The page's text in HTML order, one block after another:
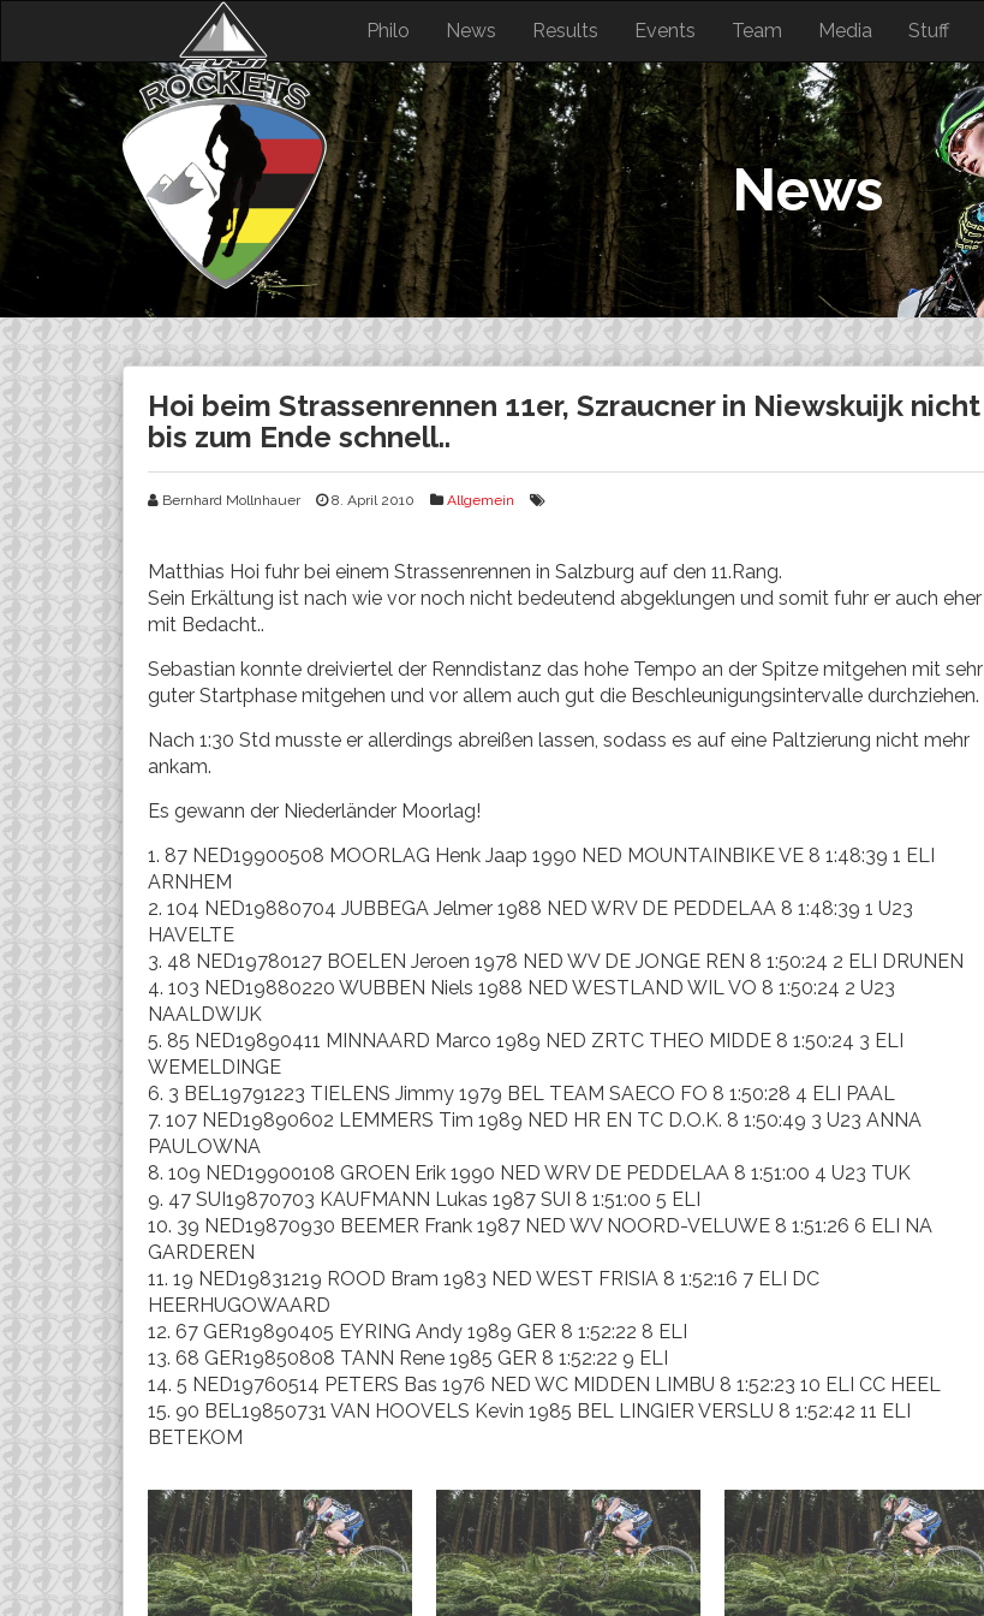
content
Philo News Results Events Team Media Stuff
News
Hoi beim Strassenrennen 11er, Szraucner in Niewskuijk nicht
bis zum Ende schnell..
Bernhard Mollnhauer 8. April 2010 Allgemein
Matthias Hoi fuhr bei einem Strassenrennen in Salzburg auf den 11.Rang.
Sein Erkältung ist nach wie vor noch nicht bedeutend abgeklungen und somit fuhr er auch eher
mit Bedacht..
Sebastian konnte dreiviertel der Renndistanz das hohe Tempo an der Spitze mitgehen mit sehr
guter Startphase mitgehen und vor allem auch gut die Beschleunigungsintervalle durchziehen.
Nach 1:30 Std musste er allerdings abreißen lassen, sodass es auf eine Paltzierung nicht mehr
ankam.
Es gewann der Niederländer Moorlag!
1. 87 NED19900508 MOORLAG Henk Jaap 1990 NED MOUNTAINBIKE VE 8 1:48:39 1 ELI
ARNHEM
2. 104 NED19880704 JUBBEGA Jelmer 1988 NED WRV DE PEDDELAA 8 1:48:39 1 U23
HAVELTE
3. 48 NED19780127 BOELEN Jeroen 1978 NED WV DE JONGE REN 8 1:50:24 2 ELI DRUNEN
4. 103 NED19880220 WUBBEN Niels 1988 NED WESTLAND WIL VO 8 1:50:24 2 U23
NAALDWIJK
5. 85 NED19890411 MINNAARD Marco 1989 NED ZRTC THEO MIDDE 8 1:50:24 3 ELI
WEMELDINGE
6. 3 BEL19791223 TIELENS Jimmy 1979 BEL TEAM SAECO FO 8 1:50:28 4 ELI PAAL
7. 107 NED19890602 LEMMERS Tim 1989 NED HR EN TC D.O.K. 8 1:50:49 3 U23 ANNA
PAULOWNA
8. 109 NED19900108 GROEN Erik 1990 NED WRV DE PEDDELAA 8 1:51:00 4 U23 TUK
9. 47 SUI19870703 KAUFMANN Lukas 1987 SUI 8 1:51:00 5 ELI
10. 39 NED19870930 BEEMER Frank 1987 NED WV NOORD-VELUWE 8 1:51:26 6 ELI NA
GARDEREN
11. 19 NED19831219 ROOD Bram 1983 NED WEST FRISIA 8 1:52:16 7 ELI DC
HEERHUGOWAARD
12. 67 GER19890405 EYRING Andy 1989 GER 8 1:52:22 8 ELI
13. 68 GER19850808 TANN Rene 1985 GER 8 1:52:22 9 ELI
14. 5 NED19760514 PETERS Bas 1976 NED WC MIDDEN LIMBU 8 1:52:23 10 ELI CC HEEL
15. 90 BEL19850731 VAN HOOVELS Kevin 1985 BEL LINGIER VERSLU 8 1:52:42 11 ELI
BETEKOM